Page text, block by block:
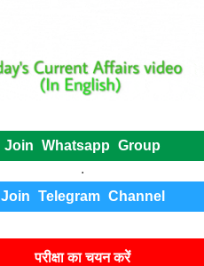
Join Whatsapp Group
.
Join Telegram Channel
परीक्षा का चयन करें